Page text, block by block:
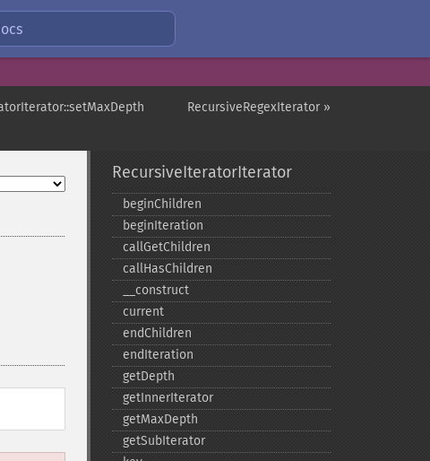
RecursiveRegexIterator »
RecursiveIteratorIterator
beginChildren
beginIteration
callGetChildren
callHasChildren
_​_​construct
current
endChildren
endIteration
getDepth
getInnerIterator
getMaxDepth
getSubIterator